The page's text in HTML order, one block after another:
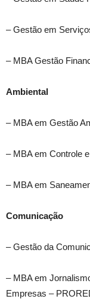
– Gestão em
– MBA Gestão
Ambiental
– MBA em Gestão
– MBA em Controle
– MBA em
Comunicação
– Gestão da
– MBA em
Empresas –